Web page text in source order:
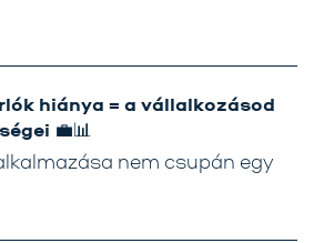
hiánya = a vállalkozásod
💼📊
nem csupán egy